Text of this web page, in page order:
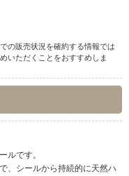
の販売状況を確約する情報では
いただくことをおすすめしま
ルです。
、シールから持続的に天然ハ